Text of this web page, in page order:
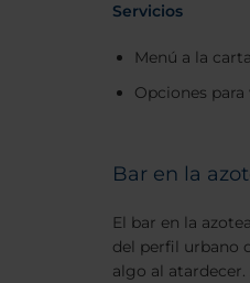
Servicios
Menú a la carta
Opciones
Bar en la
El bar en la
del perfil urbano
algo al